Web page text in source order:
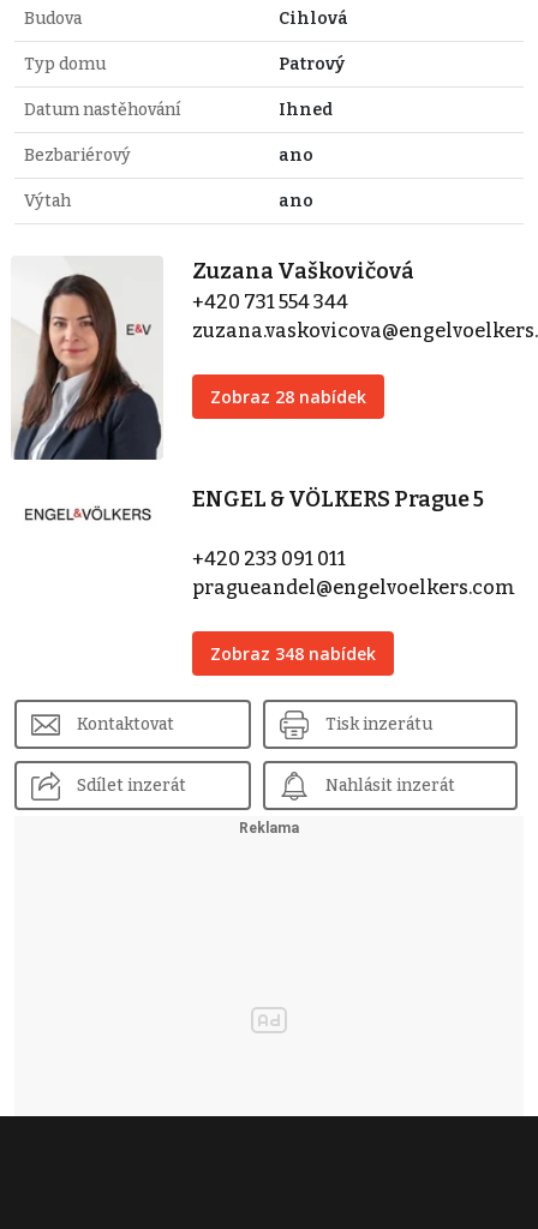
Budova Cihlová
Typ domu Patrový
Datum nastěhování Ihned
Bezbariérový ano
Výtah ano
Zuzana Vaškovičová
+420 731 554 344
Zobraz 28 nabídek
ENGEL & VÖLKERS Prague 5
+420 233 091 011
pragueandel@engelvoelkers.com
Zobraz 348 nabídek
Kontaktovat Tisk inzerátu
Sdílet inzerát Nahlásit inzerát